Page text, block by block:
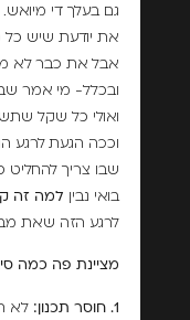
גם בעלך די מיואש.
את יודעת שיש כל
אבל את כבר לא
ובכלל- מי אמר
ואולי כל שקל
וככה הגעת לרגע
שבו צריך להחליט
בואי נבין למה זה
לרגע הזה שאת
מציינת פה כמה
1. חוסר תכנון:
לא